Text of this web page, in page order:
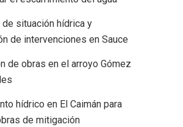
de situación hídrica y
de intervenciones en Sauce
de obras en el arroyo Gómez
hídrico en El Caimán para
de mitigación